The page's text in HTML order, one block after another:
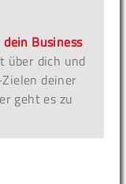
dein Business
über dich und
deiner
geht es zu